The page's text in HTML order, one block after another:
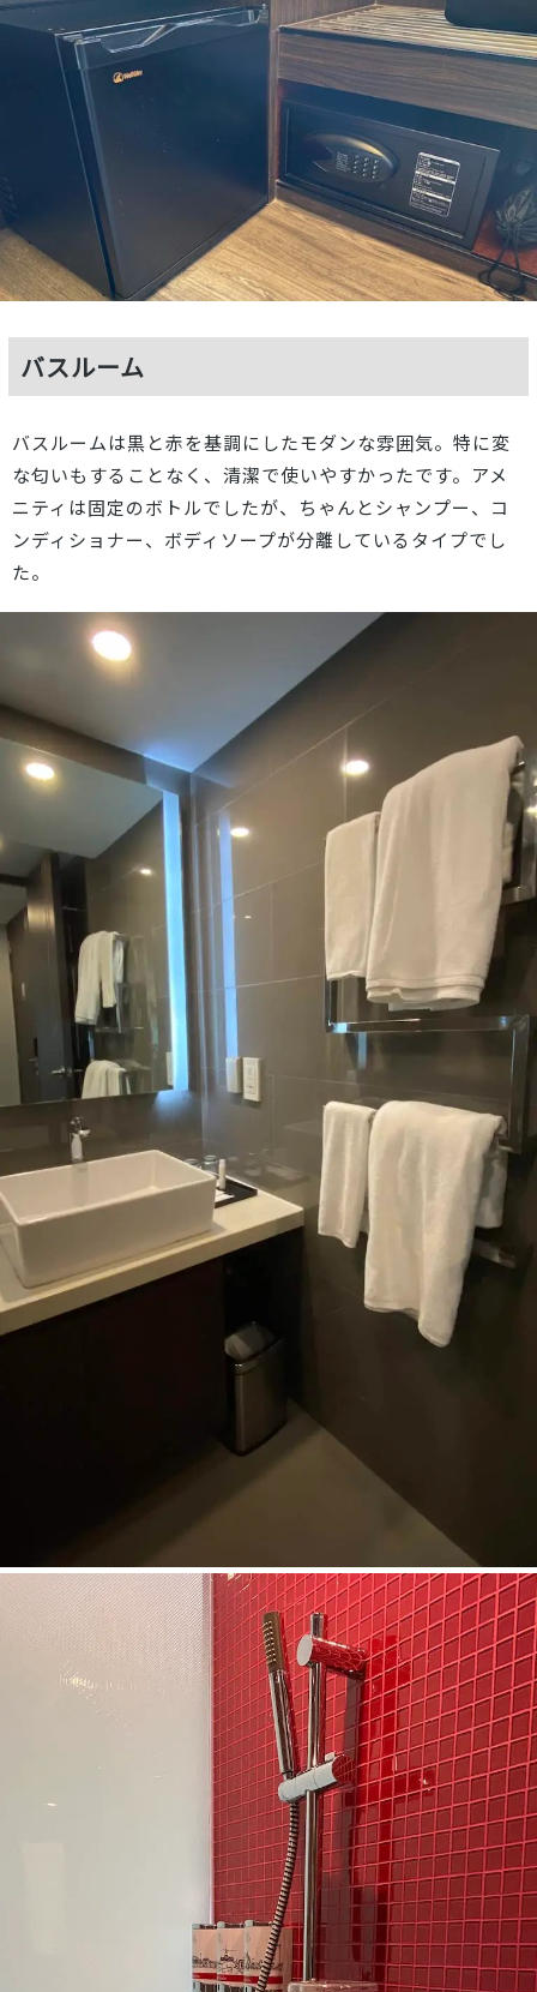
バスルーム
バスルームは黒と赤を基調にしたモダンな雰囲気。特に変
な匂いもすることなく、清潔で使いやすかったです。アメ
ニティは固定のボトルでしたが、ちゃんとシャンプー、コ
ンディショナー、ボディソープが分離しているタイプでし
た。